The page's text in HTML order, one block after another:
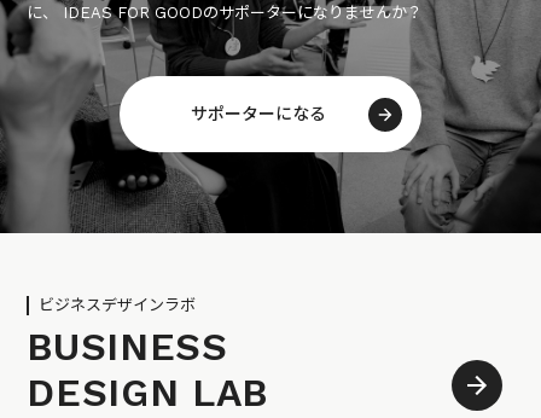
に、 IDEAS FOR GOODのサポーターになりませんか？
サポーターになる
ビジネスデザインラボ
BUSINESS
DESIGN LAB